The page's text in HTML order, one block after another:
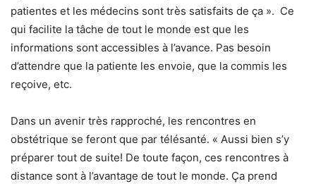
patientes et les médecins sont très satisfaits de ça ». Ce
qui facilite la tâche de tout le monde est que les
informations sont accessibles à l’avance. Pas besoin
d’attendre que la patiente les envoie, que la commis les
reçoive, etc.
Dans un avenir très rapproché, les rencontres en
obstétrique se feront que par télésanté. « Aussi bien s’y
préparer tout de suite! De toute façon, ces rencontres à
distance sont à l’avantage de tout le monde. Ça prend